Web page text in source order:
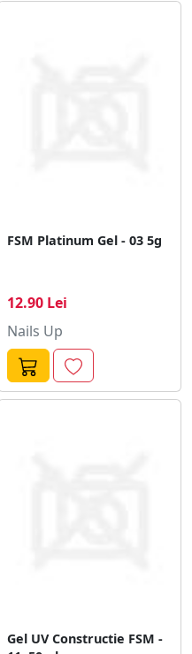
FSM Platinum Gel - 03 5g
12.90 Lei
Nails Up
Gel UV Constructie FSM -